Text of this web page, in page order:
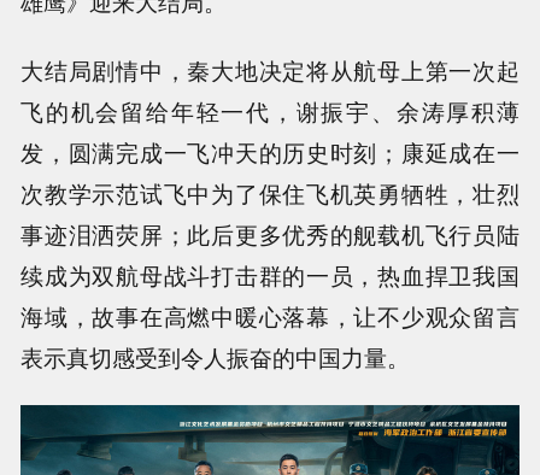
大结局剧情中，秦大地决定将从航母上第一次起
飞的机会留给年轻一代，谢振宇、余涛厚积薄
发，圆满完成一飞冲天的历史时刻；康延成在一
次教学示范试飞中为了保住飞机英勇牺牲，壮烈
事迹泪洒荧屏；此后更多优秀的舰载机飞行员陆
续成为双航母战斗打击群的一员，热血捍卫我国
海域，故事在高燃中暖心落幕，让不少观众留言
表示真切感受到令人振奋的中国力量。